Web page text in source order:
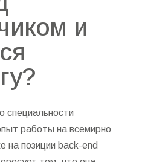
и
специальности
работы на всемирно
на позиции back-end